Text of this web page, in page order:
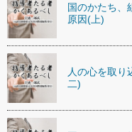
国のかたち
原因(上)
人の心を取
二)